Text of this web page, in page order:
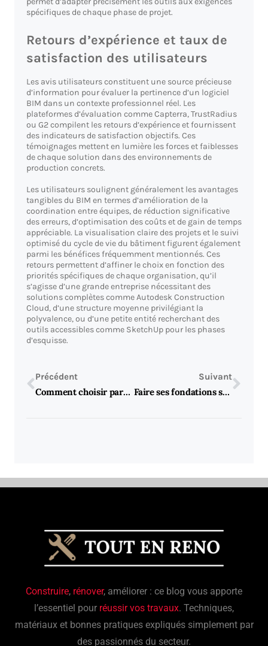
spécifiques de chaque phase de projet.
Retours d’expérience et taux de
satisfaction des utilisateurs
Les avis utilisateurs constituent une source précieuse
d’information pour évaluer la pertinence d’un logiciel
BIM dans un contexte professionnel réel. Les
plateformes d’évaluation comme Capterra, TrustRadius
ou G2 compilent les retours d’expérience et fournissent
des indicateurs de satisfaction objectifs. Ces
témoignages mettent en lumière les forces et faiblesses
de chaque solution dans des environnements de
production concrets.
Les utilisateurs soulignent généralement les avantages
tangibles du BIM en termes d’amélioration de la
coordination entre équipes, de réduction significative
des erreurs, d’optimisation des coûts et de gain de temps
appréciable. La visualisation claire des projets et le suivi
optimisé du cycle de vie du bâtiment figurent également
parmi les bénéfices fréquemment mentionnés. Ces
retours permettent d’affiner le choix en fonction des
priorités spécifiques de chaque organisation, qu’il
s’agisse d’une grande entreprise nécessitant des
solutions complètes comme Autodesk Construction
Cloud, d’une structure moyenne privilégiant la
polyvalence, ou d’une petite entité recherchant des
outils accessibles comme SketchUp pour les phases
d’esquisse.
Précédent
Comment choisir parmi les différents types de cheminées centrales pour votre habitation
Suivant
Faire ses fondations soi-même : est-ce possible ? Guide des pièges à contourner pour les autoconstructeurs
Construire, rénover, améliorer : ce blog vous apporte
l’essentiel pour réussir vos travaux. Techniques,
matériaux et bonnes pratiques expliqués simplement par
des passionnés du secteur.